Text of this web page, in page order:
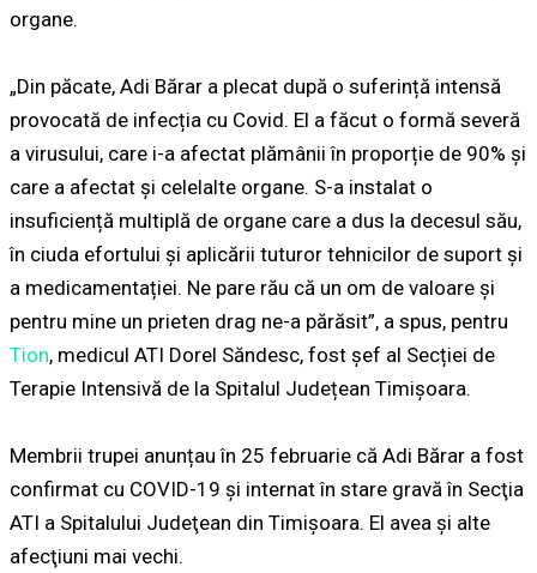
organe.
„Din păcate, Adi Bărar a plecat după o suferință intensă
provocată de infecția cu Covid. El a făcut o formă severă
a virusului, care i-a afectat plămânii în proporție de 90% și
care a afectat și celelalte organe. S-a instalat o
insuficiență multiplă de organe care a dus la decesul său,
în ciuda efortului și aplicării tuturor tehnicilor de suport și
a medicamentației. Ne pare rău că un om de valoare și
pentru mine un prieten drag ne-a părăsit”, a spus, pentru
Tion, medicul ATI Dorel Săndesc, fost șef al Secției de
Terapie Intensivă de la Spitalul Județean Timișoara.
Membrii trupei anunțau în 25 februarie că Adi Bărar a fost
confirmat cu COVID-19 şi internat în stare gravă în Secţia
ATI a Spitalului Judeţean din Timişoara. El avea şi alte
afecţiuni mai vechi.